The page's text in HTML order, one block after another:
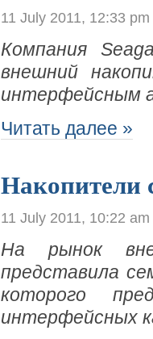
11 July 2011, 12:33 pm
Компания
внешний
интерфейсным
Читать далее »
Накопители
11 July 2011, 10:22 am
На рынок
представила
которого
интерфейсных